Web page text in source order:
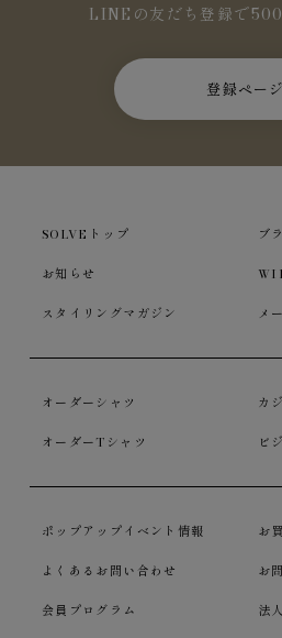
LINEの友だち登録で
登録ページ
SOLVEトップ ブ
お知らせ
スタイリングマガジン メ
オーダーシャツ カ
オーダーTシャツ ビ
ポップアップイベント情報 お
よくあるお問い合わせ お
会員プログラム 法